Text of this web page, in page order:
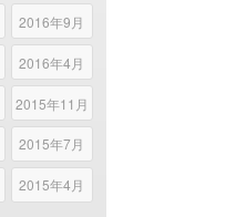
2016年9月
2016年4月
2015年11月
2015年7月
2015年4月